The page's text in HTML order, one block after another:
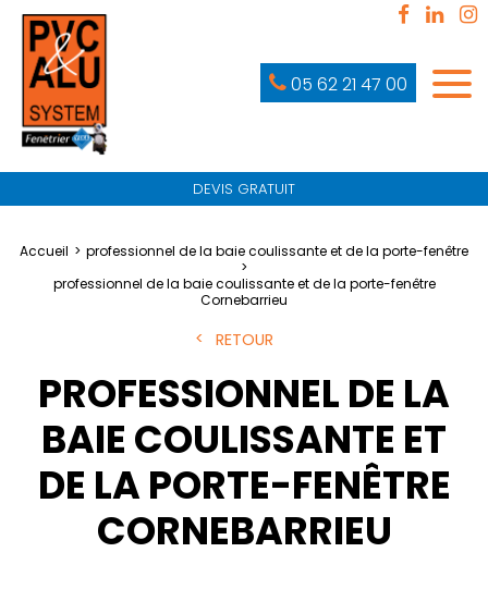
05 62 21 47 00
DEVIS GRATUIT
Accueil
professionnel de la baie coulissante et de la porte-fenêtre
professionnel de la baie coulissante et de la porte-fenêtre
Cornebarrieu
RETOUR
PROFESSIONNEL DE LA
BAIE COULISSANTE ET
DE LA PORTE-FENÊTRE
CORNEBARRIEU